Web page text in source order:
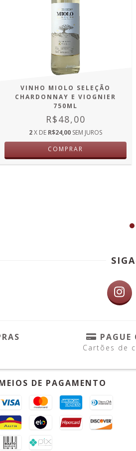
VINHO MIOLO SELEÇÃO
CHARDONNAY E VIOGNIER
750ML
R$48,00
2X DE R$24,00 SEM JUROS
COMPRAR
PAGUE
Cartões de
DE PAGAMENTO